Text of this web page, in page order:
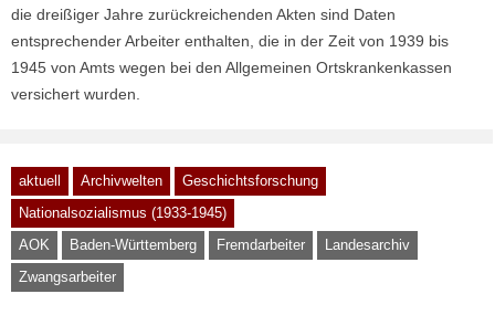
die dreißiger Jahre zurückreichenden Akten sind Daten
entsprechender Arbeiter enthalten, die in der Zeit von 1939 bis
1945 von Amts wegen bei den Allgemeinen Ortskrankenkassen
versichert wurden.
aktuell Archivwelten
Geschichtsforschung
Nationalsozialismus (1933-1945)
AOK
Baden-Württemberg Fremdarbeiter
Landesarchiv
Zwangsarbeiter